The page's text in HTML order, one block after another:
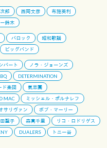
郎 西岡文彦
布施英利
鈴木
バロック
昭和歌謡
ビッグバンド
バート
ノラ・ジョーンズ
DETERMINATION
ド楽団
氣志團
MAC
ミッシェル・ポルナレフ
サリヴァン
ボブ・マーリー
聖子 森高千里
リコ・ロドリゲス
DUALERS
トニー谷